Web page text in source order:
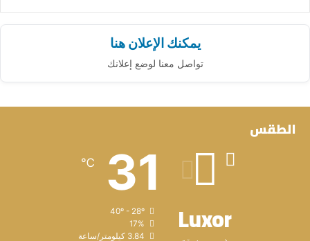
يمكنك الإعلان هنا
تواصل معنا لوضع إعلانك
الطقس
Luxor
31
℃
17%
3.84 كيلومتر/ساعة